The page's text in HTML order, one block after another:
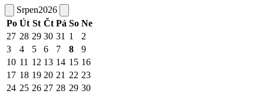
Srpen2026
Po Út St Čt Pá So Ne
27 28 29 30 31 1
2
3
4 5 6 7 8
9
10 11 12 13 14 15 16
17 18 19 20 21 22 23
24 25 26 27 28 29 30